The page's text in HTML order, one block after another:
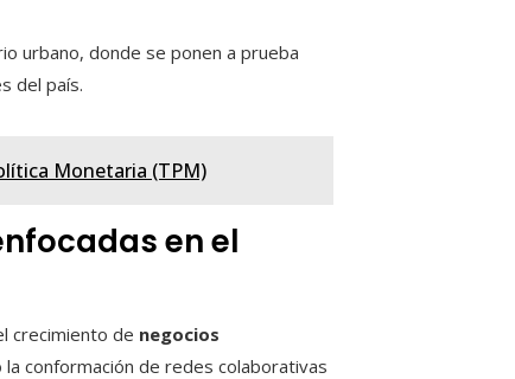
urbano, donde se ponen a prueba
del país.
Monetaria (TPM)
en el
crecimiento de negocios
la conformación de redes colaborativas